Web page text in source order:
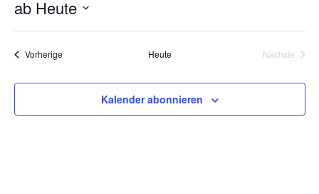
ab Heute
VorherigeVeranstaltungen Heute
Nächste
Kalender abonnieren